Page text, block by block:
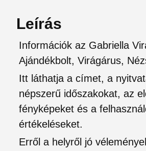
Leírás
Információk az Gabriella
Ajándékbolt, Virágárus,
Itt láthatja a címet, a
népszerű időszakokat, az
fényképeket és a
értékeléseket.
Erről a helyről jó